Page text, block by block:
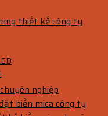
thiết kế công ty
nghiệp
biển mica công ty